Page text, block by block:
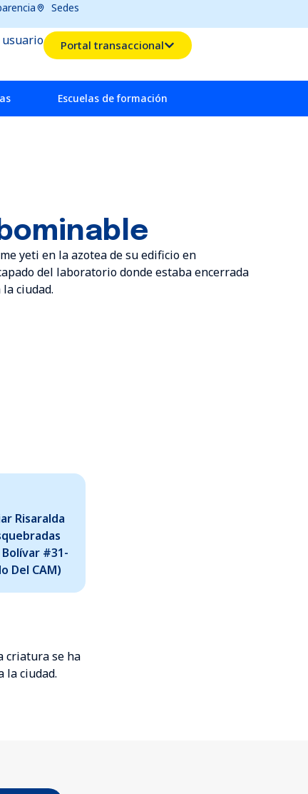
Sedes
usuario Portal transaccional
Escuelas de formación
yeti en la azotea de su edificio en
del laboratorio donde estaba encerrada
ciudad.
Risaralda
Bolívar #31-
Del CAM)
criatura se ha
la ciudad.